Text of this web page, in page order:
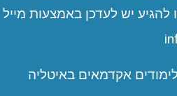
יש לעדכן באמצעות מייל
אקדמאים באיטליה